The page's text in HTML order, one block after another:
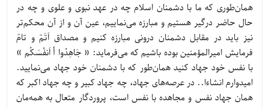
همان‌طوری که ما با دشمنان اسلام چه در عهد نبوی و علوی و چه در
حال حاضر درگیر هستیم و مبارزه می‌نماییم، عین آن و از آن محکم‌تر
نیز باید در مقابل دشمنان درونی مبارزه کنیم و مصداق اَتَمّ و تامّ
فرمایش امیرالمؤمنین بوده باشیم که می‌فرماید: « جَاهِدُوا أ اَنفُسَکُم »
با نفس خود جهاد کنید همان‌طور که با دشمنان خود جهاد می‌نمایید.
امیدوارم انشاءا.. در عرصه‌های جهاد، چه جهاد کبیر و چه جهاد اکبر که
همان جهاد نفس و مجاهده با نفس است، پروردگار متعال به همه‌مان